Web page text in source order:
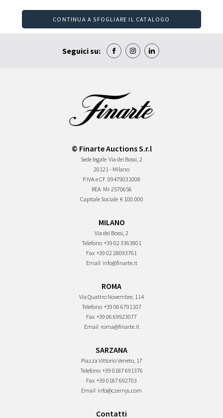
CONTINUA A SFOGLIARE IL CATALOGO
Seguici su:
© Finarte Auctions S.r.l
Sede legale Via dei Bossi, 2
20121 - Milano
P.IVA e CF 09479031008
REA MI-2570656
Capitale Sociale € 100.000
MILANO
Via dei Bossi, 2
Telefono +39 02 3363801
Fax +39 02 28093761
Email info@finarte.it
ROMA
Via Quattro Novembre, 114
Telefono +39 06 6791107
Fax +39 06 69923077
Email roma@finarte.it
SARZANA
Piazza Vittorio Veneto, 17
Telefono +39 0187 691376
Fax +39 0187 692703
Email info@czernys.com
Contatti